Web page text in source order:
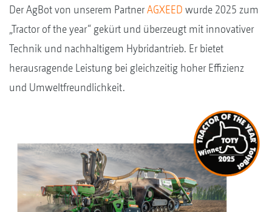
Der AgBot von unserem PartnerAGXEED wurde 2025 zum
„Tractor of the year“ gekürt und überzeugt mit innovativer
Technik und nachhaltigem Hybridantrieb. Er bietet
herausragende Leistung bei gleichzeitig hoher Effizienz
und Umweltfreundlichkeit.